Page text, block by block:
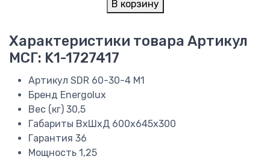
В корзину
Характеристики товара Артикул
МСГ: K1-1727417
Артикул SDR 60-30-4 M1
Бренд Energolux
Вес (кг) 30,5
Габариты ВхШхД 600x645x300
Гарантия 36
Мощность 1,25